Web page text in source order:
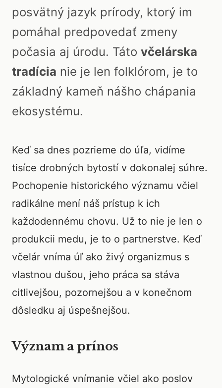
posvätný jazyk prírody, ktorý im
pomáhal predpovedať zmeny
počasia aj úrodu. Táto včelárska
tradícia nie je len folklórom, je to
základný kameň nášho chápania
ekosystému.
Keď sa dnes pozrieme do úľa, vidíme
tisíce drobných bytostí v dokonalej súhre.
Pochopenie historického významu včiel
radikálne mení náš prístup k ich
každodennému chovu. Už to nie je len o
produkcii medu, je to o partnerstve. Keď
včelár vníma úľ ako živý organizmus s
vlastnou dušou, jeho práca sa stáva
citlivejšou, pozornejšou a v konečnom
dôsledku aj úspešnejšou.
Význam a prínos
Mytologické vnímanie včiel ako poslov